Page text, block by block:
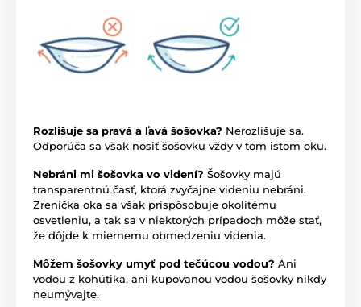
Rozlišuje sa pravá a ľavá šošovka? Nerozlišuje sa.
Odporúča sa však nosiť šošovku vždy v tom istom oku.
Nebráni mi šošovka vo videní? Šošovky majú
transparentnú časť, ktorá zvyčajne videniu nebráni.
Zrenička oka sa však prispôsobuje okolitému
osvetleniu, a tak sa v niektorých prípadoch môže stať,
že dôjde k miernemu obmedzeniu videnia.
Môžem šošovky umyť pod tečúcou vodou? Ani
vodou z kohútika, ani kupovanou vodou šošovky nikdy
neumývajte.